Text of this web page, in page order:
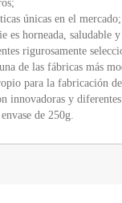
únicas en el mercado;
es horneada, saludable
rigurosamente
de las fábricas más
para la fabricación
innovadoras y
de 250g.